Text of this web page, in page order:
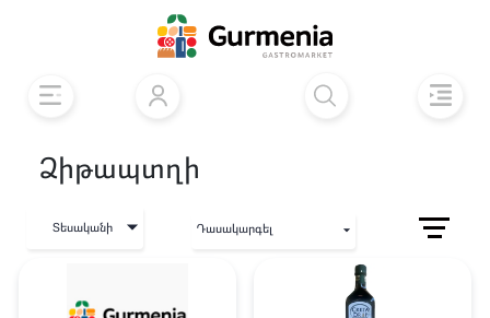
Ձիթապտղի
Տեսականի Դասակարգել